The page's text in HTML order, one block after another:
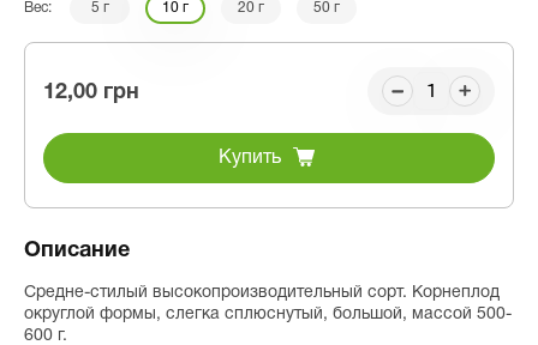
Вес: 5 г 10 г 20 г 50 г
12,00 грн
Купить
Описание
Средне-стилый высокопроизводительный сорт. Корнеплод
округлой формы, слегка сплюснутый, большой, массой 500-
600 г.